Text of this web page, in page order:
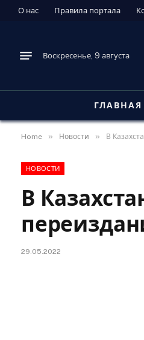
О нас Правила портала
Воскресенье, 9 августа
ГЛАВНАЯ
Home » Новости » В
НОВОСТИ
В
29.05.2022